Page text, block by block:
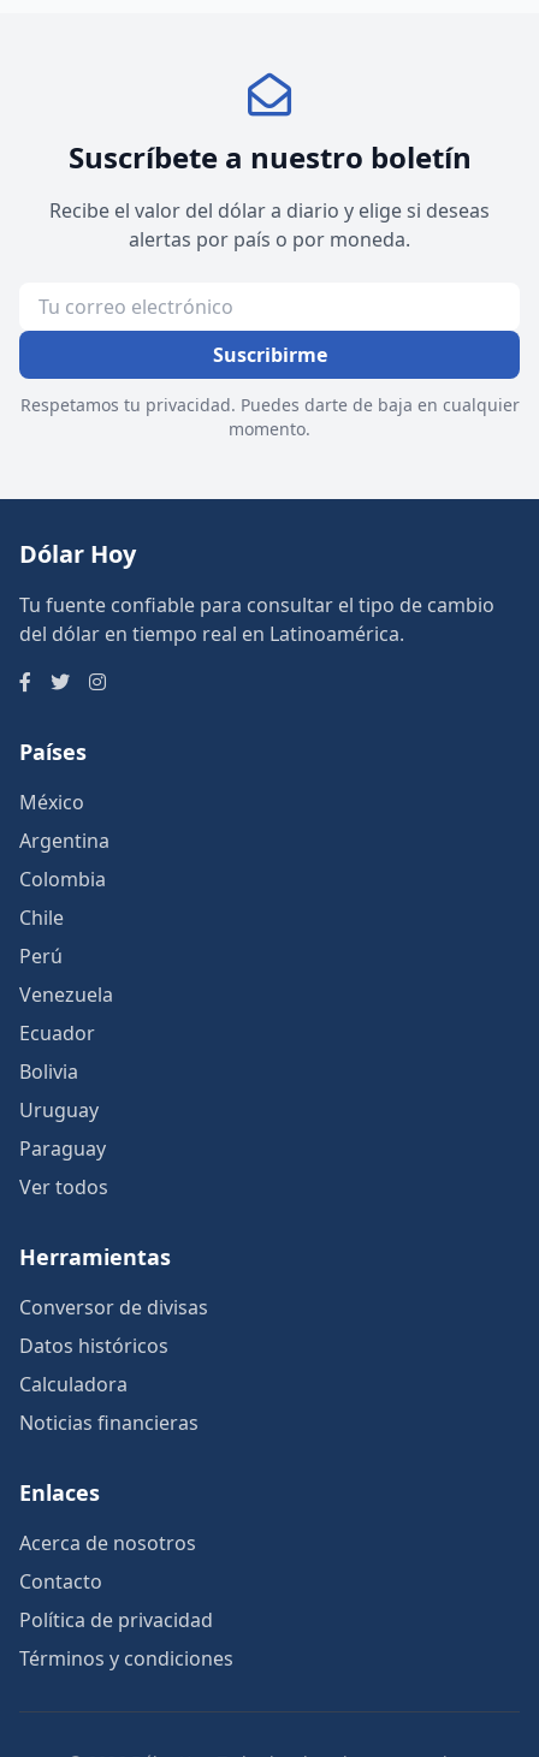
Suscríbete a nuestro boletín
Recibe el valor del dólar a diario y elige si deseas
alertas por país o por moneda.
Suscribirme
Respetamos tu privacidad. Puedes darte de baja en cualquier
momento.
Dólar Hoy
Tu fuente confiable para consultar el tipo de cambio
del dólar en tiempo real en Latinoamérica.
Países
México
Argentina
Colombia
Chile
Perú
Venezuela
Ecuador
Bolivia
Uruguay
Paraguay
Ver todos
Herramientas
Conversor de divisas
Datos históricos
Calculadora
Noticias financieras
Enlaces
Acerca de nosotros
Contacto
Política de privacidad
Términos y condiciones